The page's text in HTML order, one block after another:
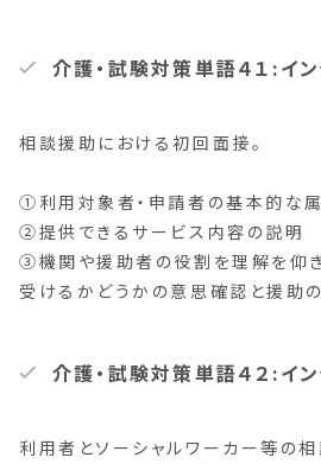
介護・試験対策単語４１:イ
相談援助における初回面接。
①利用対象者・申請者の基本的な
②提供できるサービス内容の説明
③機関や援助者の役割を理解を仰
受けるかどうかの意思確認と援助
介護・試験対策単語４２:イ
利用者とソーシャルワーカー等の